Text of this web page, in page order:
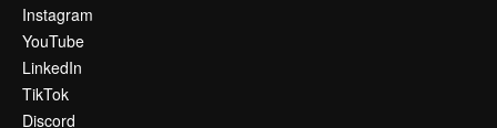
Instagram
YouTube
LinkedIn
TikTok
Discord